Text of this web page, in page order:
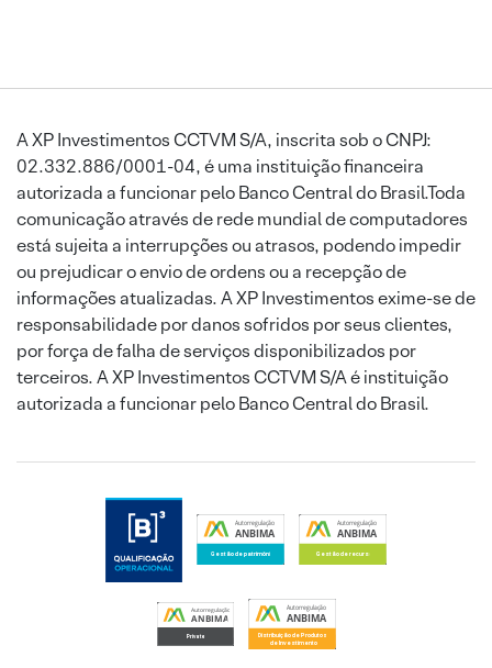
A XP Investimentos CCTVM S/A, inscrita sob o CNPJ:
02.332.886/0001-04, é uma instituição financeira
autorizada a funcionar pelo Banco Central do Brasil.Toda
comunicação através de rede mundial de computadores
está sujeita a interrupções ou atrasos, podendo impedir
ou prejudicar o envio de ordens ou a recepção de
informações atualizadas. A XP Investimentos exime-se de
responsabilidade por danos sofridos por seus clientes,
por força de falha de serviços disponibilizados por
terceiros. A XP Investimentos CCTVM S/A é instituição
autorizada a funcionar pelo Banco Central do Brasil.